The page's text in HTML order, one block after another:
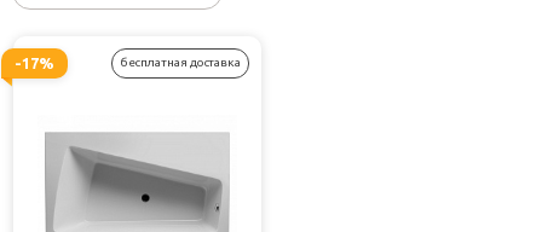
-17% бесплатная доставка